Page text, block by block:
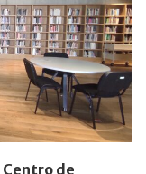
Centro de